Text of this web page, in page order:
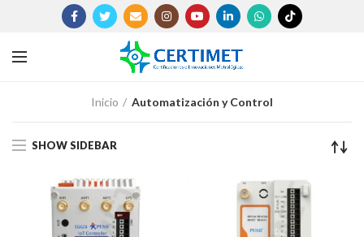
Inicio Automatización y Control
SHOW SIDEBAR